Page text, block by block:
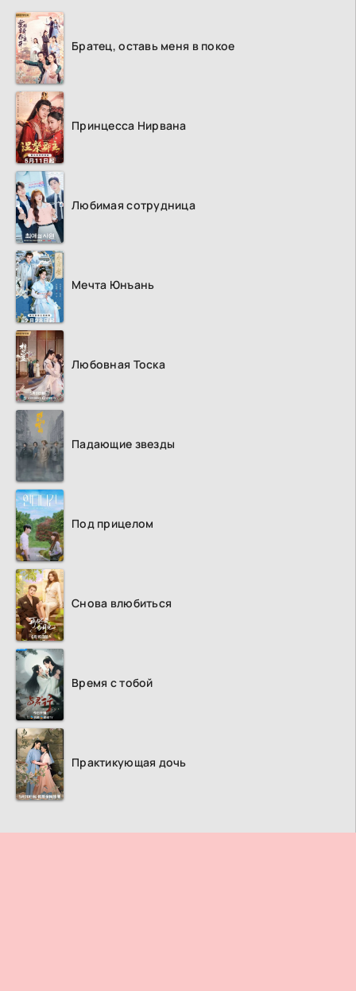
Братец, оставь меня в покое
Принцесса Нирвана
Любимая сотрудница
Мечта Юнъань
Любовная Тоска
Падающие звезды
Под прицелом
Снова влюбиться
Время с тобой
Практикующая дочь